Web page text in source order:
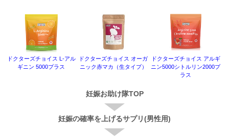
ドクターズチョイス L-アル
ギニン 5000プラス
ドクターズチョイス オーガ
ニック赤マカ（生タイプ）
ドクターズチョイス アルギ
ニン5000シトルリン2000プ
ラス
妊娠お助け隊TOP
妊娠の確率を上げるサプリ(男性用)